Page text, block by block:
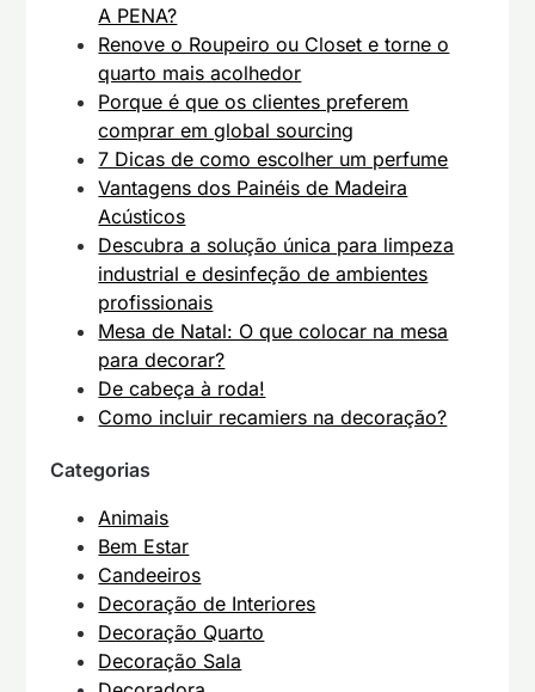
A PENA?
Renove o Roupeiro ou Closet e torne o
quarto mais acolhedor
Porque é que os clientes preferem
comprar em global sourcing
7 Dicas de como escolher um perfume
Vantagens dos Painéis de Madeira
Acústicos
Descubra a solução única para limpeza
industrial e desinfeção de ambientes
profissionais
Mesa de Natal: O que colocar na mesa
para decorar?
De cabeça à roda!
Como incluir recamiers na decoração?
Categorias
Animais
Bem Estar
Candeeiros
Decoração de Interiores
Decoração Quarto
Decoração Sala